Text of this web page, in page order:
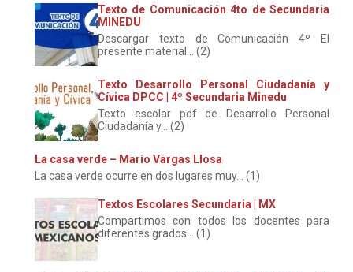
Texto de Comunicación 4to de Secundaria
MINEDU
Descargar texto de Comunicación 4º El
presente material... (2)
Texto Desarrollo Personal Ciudadanía y
Cívica DPCC | 4º Secundaria Minedu
Texto escolar pdf de Desarrollo Personal
Ciudadanía y... (2)
La casa verde – Mario Vargas Llosa
La casa verde ocurre en dos lugares muy... (1)
Textos Escolares Secundaria | MX
Compartimos con todos los docentes para
diferentes grados... (1)